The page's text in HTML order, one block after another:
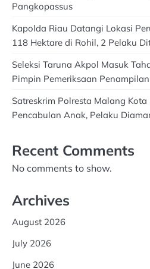
Pangkopassus
Kapolda Riau Datangi Lokasi
118 Hektare di Rohil, 2 Pelaku
Seleksi Taruna Akpol Masuk
Pimpin Pemeriksaan
Satreskrim Polresta Malang
Pencabulan Anak, Pelaku
Recent Comments
No comments to show.
Archives
August 2026
July 2026
June 2026